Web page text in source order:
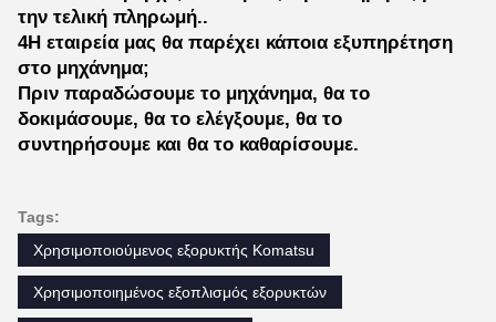
χρησιμοποιημένα κατασκευαστικά μηχανήματα σε χρήστες
από διαφορετικές χώρες σε όλο τον κόσμο.Ειδικευόμαστε
στην παροχή υψηλής ποιότητας μεταχειρισμένων
εξορυκτών και επαγγελματικών υπηρεσιών σε πελάτες σε
όλο τον κόσμο.Η ομάδα μας αποτελείται από μια
επαγγελματική ομάδα με πλούσια εμπειρία, εξαιρετικές
δεξιότητες και ποικίλα υπόβαθρα.φορτηγά απορρίψεων,
ανελκυστήρες και γερανοί, και πάντα προσπαθούμε να
παρέχουμε τα καλύτερα μηχανήματα ποιότητας στις